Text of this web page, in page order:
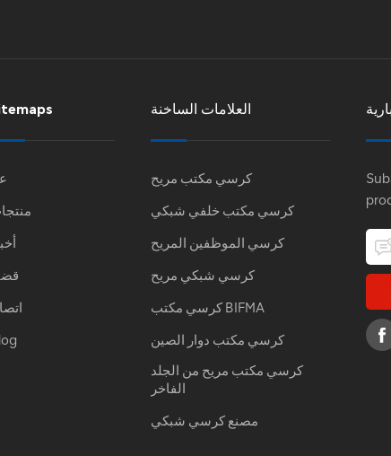
العلامات الساخنة
كرسي مكتب مريح
كرسي مكتب خلفي شبكي
كرسي الموظفين المريح
كرسي شبكي مريح
كرسي مكتب BIFMA
كرسي مكتب دوار الصين
كرسي مكتب مريح من الجلد
الفاخر
مصنع كرسي شبكي